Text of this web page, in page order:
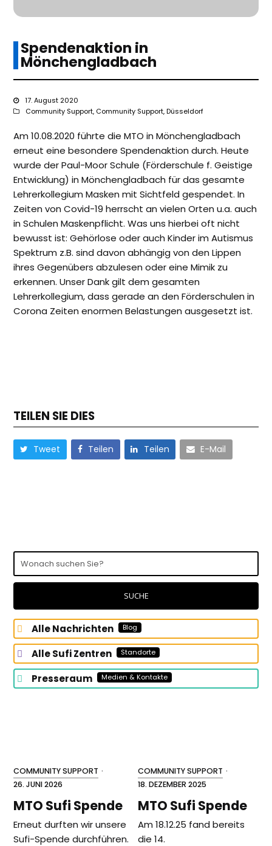
Spendenaktion in
Mönchengladbach
17. August 2020
Community Support, Community Support,Düsseldorf
Am 10.08.2020 führte die MTO in Mönchengladbach
erneut eine besondere Spendenaktion durch. Heute
wurde der Paul-Moor Schule (Förderschule f. Geistige
Entwicklung) in Mönchengladbach für das gesamte
Lehrerkollegium Masken mit Sichtfeld gespendet. In
Zeiten von Covid-19 herrscht an vielen Orten u.a. auch
in Schulen Maskenpflicht. Was uns hierbei oft nicht
bewusst ist: Gehörlose oder auch Kinder im Autismus
Spektrum z.B. sind davon abhängig von den Lippen
ihres Gegenübers abzulesen oder eine Mimik zu
erkennen. Unser Dank gilt dem gesamten
Lehrerkollegium, dass gerade an den Förderschulen in
Corona Zeiten enormen Belastungen ausgesetzt ist.
TEILEN SIE DIES
Tweet Teilen Teilen E-Mail
Wonach
suchen
Sie?
SUCHE
Alle Nachrichten Blog
Alle Sufi Zentren Standorte
Presseraum Medien & Kontakte
COMMUNITY SUPPORT ·
26. JUNI 2026
MTO Sufi Spende
Erneut durften wir unsere
Sufi-Spende durchführen.
COMMUNITY SUPPORT ·
18. DEZEMBER 2025
MTO Sufi Spende
Am 18.12.25 fand bereits
die 14.